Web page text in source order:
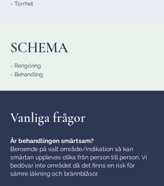
- Torrhet
SCHEMA
- Rengöring
- Behandling
Vanliga frågor
Är behandlingen smärtsam?
Beroende på valt område/indikation så kan
smärtan upplevas olika från person till person. Vi
bedövar inte området då det finns en risk för
sämre läkning och brännblåsor.